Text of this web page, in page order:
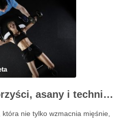
Joga brzucha: korzyści, asany i techniki oddechowe
nie tylko wzmacnia mięśnie,